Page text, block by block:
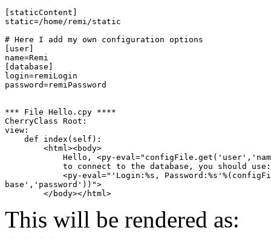
[staticContent]
static=/home/remi/static
# Here I add my own configuration options
[user]
name=Remi
[database]
login=remiLogin
password=remiPassword
*** File Hello.cpy ****
CherryClass Root:
view:
    def index(self):
        <html><body>
Hello, <py-
to connect to the database, you should
<py-eval="'Login:%s,
base','password'))">
This will be rendered as: